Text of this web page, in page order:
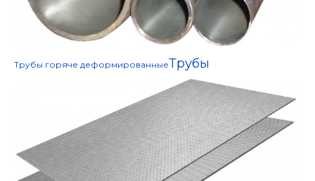
Трубы горяче деформированныеТрубы